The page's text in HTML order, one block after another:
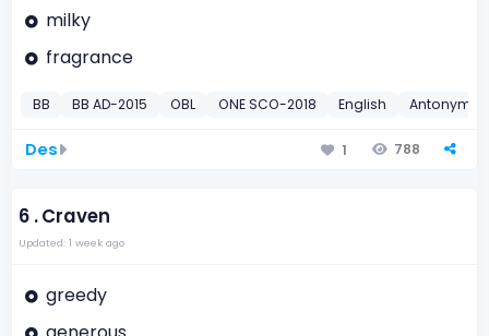
milky
fragrance
BB BB AD-2015 OBL ONE SCO-2018 English Antonyms
Des 1 788
6 .Craven
Updated: 1 week ago
greedy